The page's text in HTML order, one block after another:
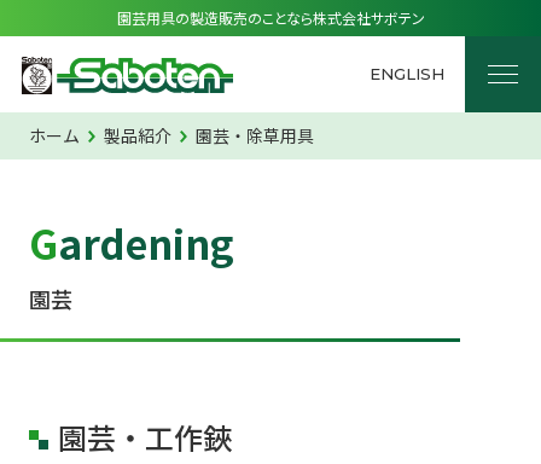
園芸用具の製造販売のことなら株式会社サボテン
ENGLISH
ホーム 製品紹介 園芸・除草用具
Gardening
園芸
園芸・工作鋏